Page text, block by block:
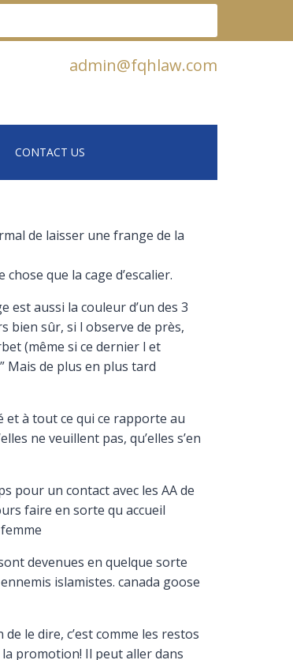
admin@fqhlaw.com
CONTACT US
de laisser une frange de la
que la cage d’escalier.
est aussi la couleur d’un des 3
bien sûr, si l observe de près,
(même si ce dernier l et
Mais de plus en plus tard
et à tout ce qui ce rapporte au
ne veuillent pas, qu’elles s’en
pour un contact avec les AA de
faire en sorte qu accueil
devenues en quelque sorte
islamistes. canada goose
le dire, c’est comme les restos
la promotion! Il peut aller dans